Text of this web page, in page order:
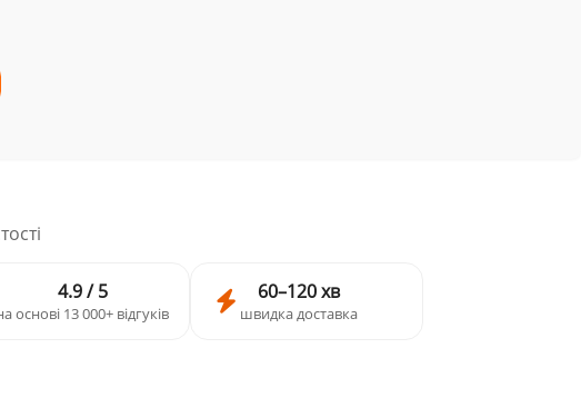
4.9 / 5
основі 13 000+ відгуків
60–120 хв
швидка доставка